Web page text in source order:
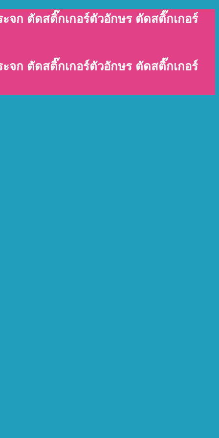
จก ตัดสติ๊กเกอร์ตัวอักษร ตัดสติ๊กเกอร์
จก ตัดสติ๊กเกอร์ตัวอักษร ตัดสติ๊กเกอร์